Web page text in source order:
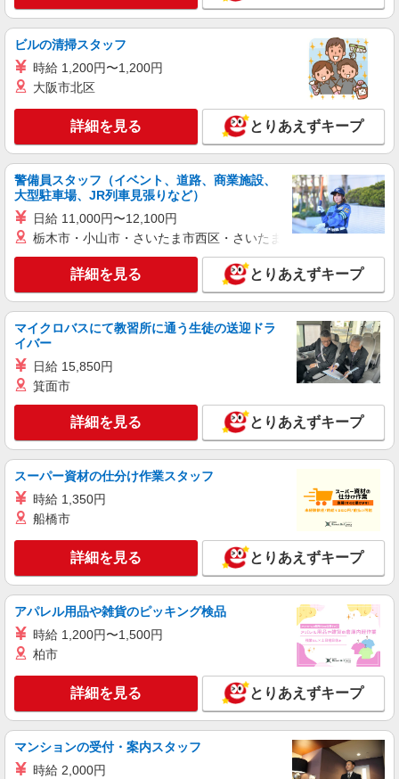
生：時給1240円
神奈川県横須賀市大矢部3-13-12
キープ 詳細を見る
すき家 横須賀中央店
すき家の店舗スタッフ（接客・調理・清掃な
ど）
時給1,625円
神奈川県横須賀市若松町1-4味ビル1F
キープ 詳細を見る
すき家 追浜駅前店
すき家の店舗スタッフ（接客・調理・清掃な
時給1,225円 ※22:00〜翌5:00：時給1,532円 ※
高校生時給1,225円 ※早朝手当（5:00〜9:00）時給
神奈川県横須賀市追浜町3-8
キープ 詳細を見る
アルバイト パート
すき家 横須賀衣笠店
すき家の店舗スタッフ（接客・調理・清掃な
ど）
時給1,625円
神奈川県横須賀市衣笠町43-17
キープ 詳細を見る
アルバイト
すき家の店舗スタッフ（接客・調理・清掃な
ど）
時給1,625円
神奈川県横須賀市安浦町3-24-3
ビルの清掃スタッフ
時給 1,200円〜1,200円
大阪市北区
詳細を見る とりあえずキープ
警備員スタッフ（イベント、道路、商業施設、
大型駐車場、JR列車見張りなど）
日給 11,000円〜12,100円
栃木市・小山市・さいたま市西区・さいたま市岩槻区・久喜市・
詳細を見る とりあえずキープ
マイクロバスにて教習所に通う生徒の送迎ドラ
イバー
日給 15,850円
箕面市
詳細を見る とりあえずキープ
スーパー資材の仕分け作業スタッフ
時給 1,350円
船橋市
詳細を見る とりあえずキープ
アパレル用品や雑貨のピッキング検品
時給 1,200円〜1,500円
柏市
詳細を見る とりあえずキープ
マンションの受付・案内スタッフ
時給 2,000円